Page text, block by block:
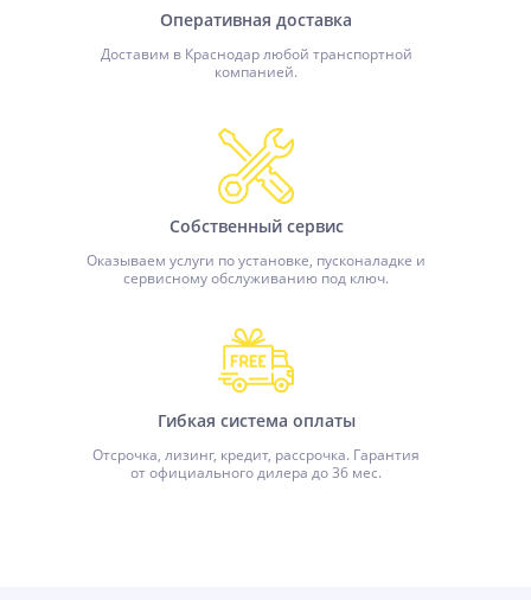
Оперативная доставка
Доставим в Краснодар любой транспортной
компанией.
Собственный сервис
Оказываем услуги по установке, пусконаладке и
сервисному обслуживанию под ключ.
Гибкая система оплаты
Отсрочка, лизинг, кредит, рассрочка. Гарантия
от официального дилера до 36 мес.